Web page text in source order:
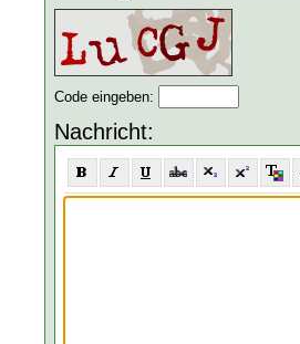
Code eingeben:
Nachricht: